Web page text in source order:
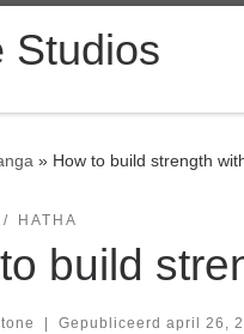
Studios
» How to build strength
HATHA
build
Gepubliceerd april 26,